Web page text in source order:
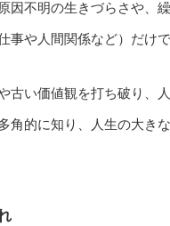
因不明の生きづらさや、
事や人間関係など）だけ
古い価値観を打ち破り、
角的に知り、人生の大き